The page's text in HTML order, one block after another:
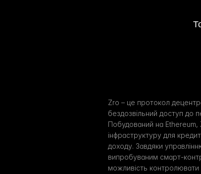
Zro – це протокол
бездозвільний доступ до
Побудований на
інфраструктуру для
доходу. Завдяки
випробуваним смарт-
можливість